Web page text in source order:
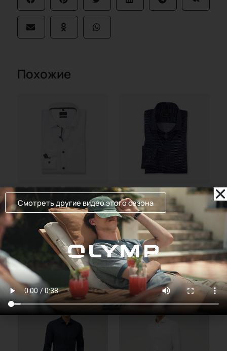
Похожие
Super slim
Сорочка мужская OLYMP
239,00Руб.
Подробнее
Super slim
Сорочка мужская OLYMP
317,90Руб.
Подробнее
Смотреть другие видео этого сезона